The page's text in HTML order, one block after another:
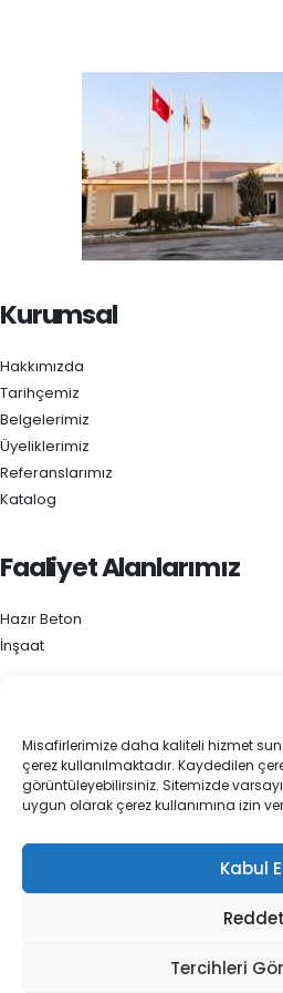
Misafirlerimize daha kaliteli hizmet
çerez kullanılmaktadır. Kaydedilen
görüntüleyebilirsiniz. Sitemizde
uygun olarak çerez kullanımına izin
Kabul
Reddet
Tercihleri
Kurumsal
Hakkımızda
Tarihçemiz
Belgelerimiz
Üyeliklerimiz
Referanslarımız
Katalog
Faaliyet Alanlarımız
Hazır Beton
İnşaat
Kurumsal Genel Aydınlatma Metni
Çalışan Adayı Aydınlatma Metni
iletisim Formu Aydınlatma Metni
Veri Sorumlusu Başvuru Formu